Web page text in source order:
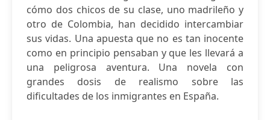
cómo dos chicos de su clase, uno madrileño y
otro de Colombia, han decidido intercambiar
sus vidas. Una apuesta que no es tan inocente
como en principio pensaban y que les llevará a
una peligrosa aventura. Una novela con
grandes dosis de realismo sobre las
dificultades de los inmigrantes en España.